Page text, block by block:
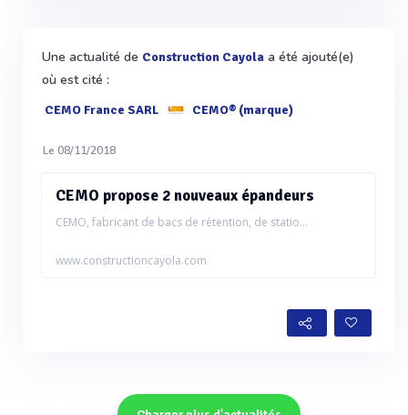
Une actualité de Construction Cayola a été ajouté(e)
où est cité :
CEMO France SARL CEMO® (marque)
Le 08/11/2018
CEMO propose 2 nouveaux épandeurs
CEMO, fabricant de bacs de rétention, de statio...
www.constructioncayola.com